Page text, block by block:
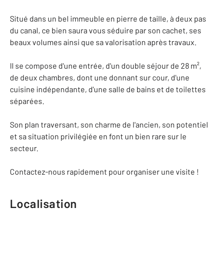
Situé dans un bel immeuble en pierre de taille, à deux pas
du canal, ce bien saura vous séduire par son cachet, ses
beaux volumes ainsi que sa valorisation après travaux.
Il se compose d'une entrée, d'un double séjour de 28 m²,
de deux chambres, dont une donnant sur cour, d'une
cuisine indépendante, d'une salle de bains et de toilettes
séparées.
Son plan traversant, son charme de l'ancien, son potentiel
et sa situation privilégiée en font un bien rare sur le
secteur.
Contactez-nous rapidement pour organiser une visite !
Localisation